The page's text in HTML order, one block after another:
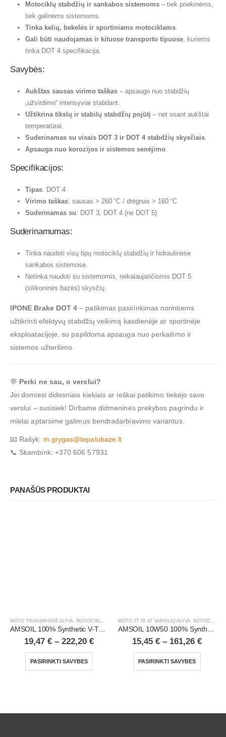
Motociklų stabdžių ir sankabos sistemoms– tiek priekinėms,
tiek galinėms sistemoms.
Tinka kelių, bekelės ir sportiniams motociklams.
Gali būti naudojamas ir kituose transporto tipuose, kuriems
tinka DOT 4 specifikacija.
Savybės:
Aukštas sausas virimo taškas– apsaugo nuo stabdžių
„užvirdimo“ intensyviai stabdant.
Užtikrina tikslų ir stabilų stabdžių pojūtį – net esant aukštai
temperatūrai.
Suderinamas su visais DOT 3 ir DOT 4 stabdžių skysčiais.
Apsauga nuo korozijos ir sistemos senėjimo.
Specifikacijos:
Tipas: DOT 4
Virimo taškas: sausas > 260 °C / drėgnas > 160 °C
Suderinamas su: DOT 3, DOT 4 (ne DOT 5)
Suderinamumas:
Tinka naudoti visų tipų motociklų stabdžių ir hidraulinėse
sankabos sistemose.
Netinka naudoti su sistemomis, reikalaujančiomis DOT 5
(silikoninės bazės) skysčių.
IPONE Brake DOT 4 – patikimas pasirinkimas norintiems
užtikrinti efektyvų stabdžių veikimą kasdienėje ar sportinėje
eksploatacijoje, su papildoma apsauga nuo perkaitimo ir
sistemos užteršimo.
💬 Perki ne sau, o verslui?
Jei domiesi didesniais kiekiais ar ieškai patikimo tiekėjo savo
verslui – susisiek! Dirbame didmeninės prekybos pagrindu ir
mielai aptarsime galimus bendradarbiavimo variantus.
📧 Rašyk: m.grygas@tepalubaze.lt
📞 Skambink: +370 606 57931
PANAŠŪS PRODUKTAI
MOTO TRANSMISINĖ ALYVA, MOTOCIKLAI, ATV/UTV
AMSOIL 100% Synthetic V-Twin Transmission Fluid
19,47 € – 222,20 €
PASIRINKTI SAVYBES
MOTO 2T IR 4T VARIKLIŲ ALYVA, MOTOCIKLAI, ATV/UTV
AMSOIL 10W50 100% Synthetic Dirt Bike Oil
15,45 € – 161,26 €
PASIRINKTI SAVYBES